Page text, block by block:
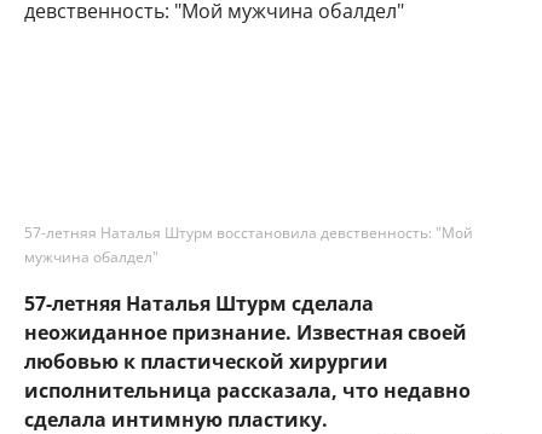
57-летняя Наталья Штурм восстановила девственность: "Мой
мужчина обалдел"
57-летняя Наталья Штурм сделала
неожиданное признание. Известная своей
любовью к пластической хирургии
исполнительница рассказала, что недавно
сделала интимную пластику.